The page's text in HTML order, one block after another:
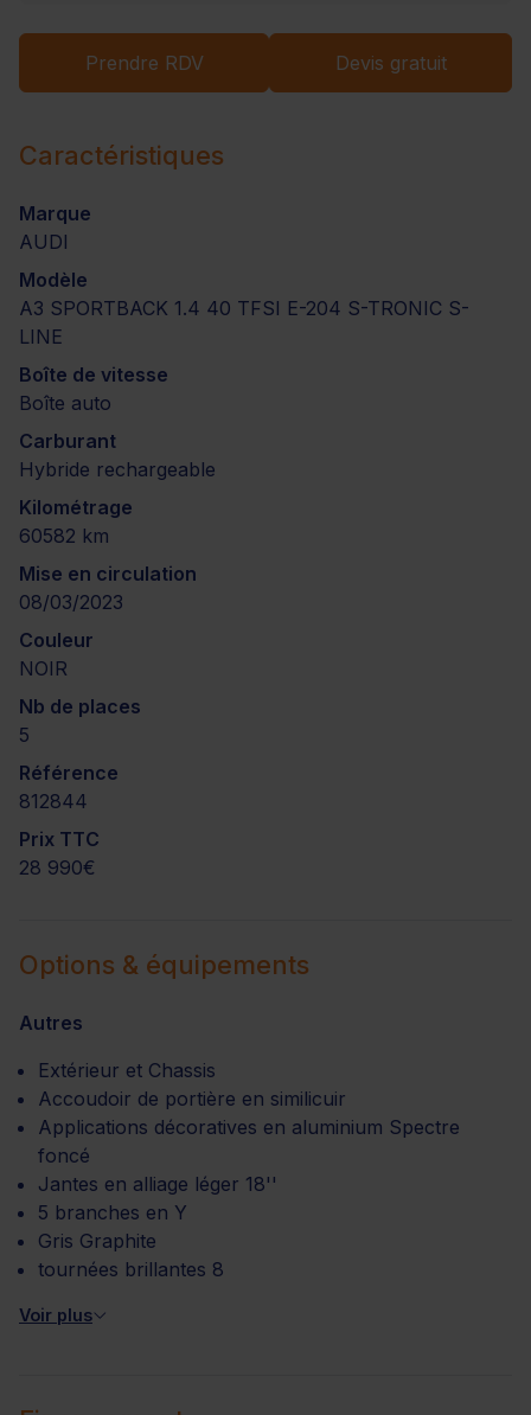
Prendre RDV Devis gratuit
Caractéristiques
Marque
AUDI
Modèle
A3 SPORTBACK 1.4 40 TFSI E-204 S-TRONIC S-
LINE
Boîte de vitesse
Boîte auto
Carburant
Hybride rechargeable
Kilométrage
60582 km
Mise en circulation
08/03/2023
Couleur
NOIR
Nb de places
5
Référence
812844
Prix TTC
28 990€
Options & équipements
Autres
Extérieur et Chassis
Accoudoir de portière en similicuir
Applications décoratives en aluminium Spectre
foncé
Jantes en alliage léger 18''
5 branches en Y
Gris Graphite
tournées brillantes 8
Voir plus